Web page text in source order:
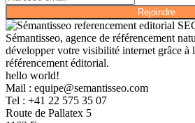
Rejoindre
Sémantisseo, agence de référencement
développer votre visibilité internet grâce à
référencement éditorial.
hello world!
Mail : equipe@semantisseo.com
Tel : +41 22 575 35 07
Route de Pallatex 5